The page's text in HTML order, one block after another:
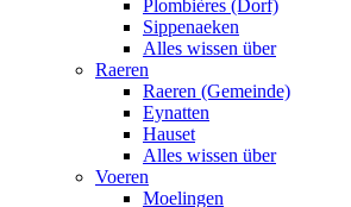
Plombières (Dorf)
Sippenaeken
Alles wissen über
Raeren
Raeren (Gemeinde)
Eynatten
Hauset
Alles wissen über
Voeren
Moelingen